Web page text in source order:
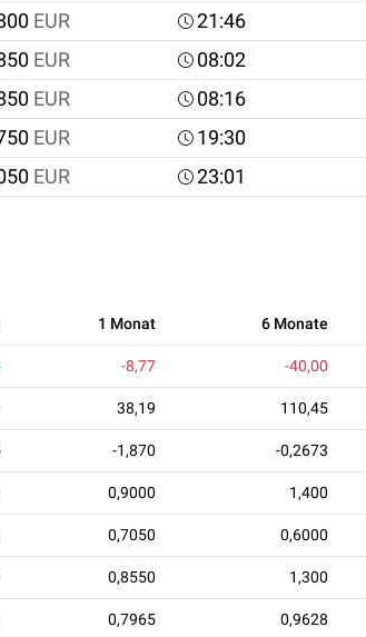
EUR
21:46
EUR
08:02
EUR
08:16
EUR
19:30
EUR 23:01
1 Monat 6 Monate
-8,77 -40,00
38,19 110,45
-1,870 -0,2673
0,9000 1,400
0,7050 0,6000
0,8550 1,300
0,7965 0,9628